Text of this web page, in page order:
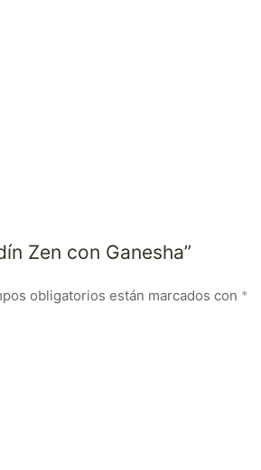
Zen con Ganesha”
obligatorios están marcados con *